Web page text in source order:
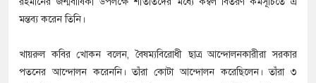
মন্তব্য করেন তিনি।
খায়রুল কবির খোকন বলেন, বৈষম্যবিরোধী ছাত্র আন্দোলনকারীরা সরকার
পতনের আন্দোলন করেননি। তাঁরা কোটা আন্দোলন করেছিলেন। তাঁরা ৩